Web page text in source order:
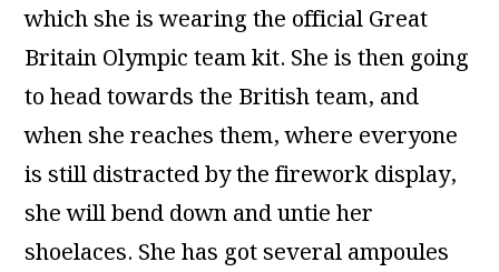
which she is wearing the official Great
Britain Olympic team kit. She is then going
to head towards the British team, and
when she reaches them, where everyone
is still distracted by the firework display,
she will bend down and untie her
shoelaces. She has got several ampoules